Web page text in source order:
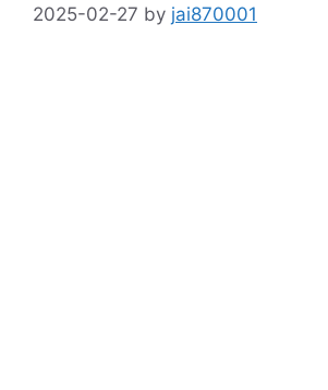
2025-02-27 by jai870001